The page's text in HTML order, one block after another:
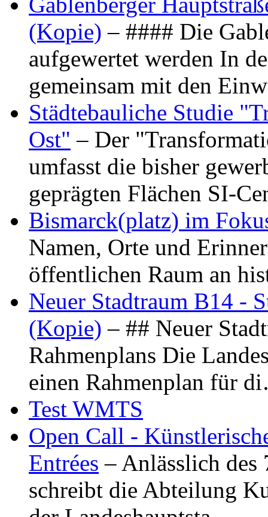
(Kopie) – #### Die
aufgewertet werden In
gemeinsam mit den
Städtebauliche Studie
Ost" – Der
umfasst die bisher
geprägten Flächen SI-
Bismarck(platz) im
Namen, Orte und
öffentlichen Raum an
Neuer Stadtraum B14 -
(Kopie) – ## Neuer
Rahmenplans Die
einen Rahmenplan für
Test WMTS
Open Call -
Entrées – Anlässlich
schreibt die Abteilung